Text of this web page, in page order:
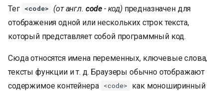
л
з
Тег <code> (от англ. code - код)предназначен для
отображения одной или нескольких строк текста,
который представляет собой программный код.
Сюда относятся имена переменных, ключевые слова,
тексты функции и т. д. Браузеры обычно отображают
содержимое контейнера <code>
как моноширинный